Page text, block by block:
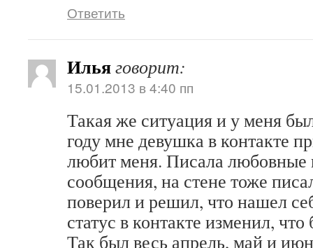
Ответить
Ильяговорит:
15.01.2013 в 4:40 пп
Такая же ситуация и у меня
году мне девушка в контакте
любит меня. Писала любовные
сообщения, на стене тоже
поверил и решил, что нашел
статус в контакте изменил,
Так был весь апрель, май и